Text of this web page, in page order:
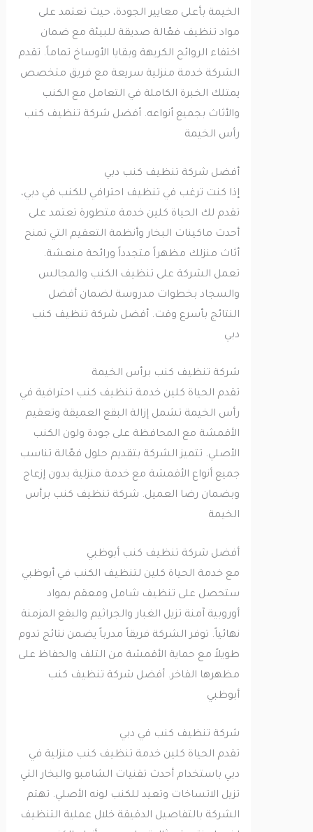
الخيمة بأعلى معايير الجودة، حيث تعتمد على
مواد تنظيف فعّالة صديقة للبيئة مع ضمان
اختفاء الروائح الكريهة وبقايا الأوساخ تماماً. تقدم
الشركة خدمة منزلية سريعة مع فريق متخصص
يمتلك الخبرة الكاملة في التعامل مع الكنب
والأثاث بجميع أنواعه. أفضل شركة تنظيف كنب
رأس الخيمة
أفضل شركة تنظيف كنب دبي
إذا كنت ترغب في تنظيف احترافي للكنب في دبي،
تقدم لك الحياة كلين خدمة متطورة تعتمد على
أحدث ماكينات البخار وأنظمة التعقيم التي تمنح
أثاث منزلك مظهراً متجدداً ورائحة منعشة.
تعمل الشركة على تنظيف الكنب والمجالس
والسجاد بخطوات مدروسة لضمان أفضل
النتائج بأسرع وقت. أفضل شركة تنظيف كنب
شركة تنظيف كنب برأس الخيمة
تقدم الحياة كلين خدمة تنظيف كنب احترافية في
رأس الخيمة تشمل إزالة البقع العميقة وتعقيم
الأقمشة مع المحافظة على جودة ولون الكنب
الأصلي. تتميز الشركة بتقديم حلول فعّالة تناسب
جميع أنواع الأقمشة مع خدمة منزلية بدون إزعاج
وبضمان رضا العميل. شركة تنظيف كنب برأس
الخيمة
أفضل شركة تنظيف كنب أبوظبي
مع خدمة الحياة كلين لتنظيف الكنب في أبوظبي
ستحصل على تنظيف شامل ومعقم بمواد
أوروبية آمنة تزيل الغبار والجراثيم والبقع المزمنة
نهائياً. توفر الشركة فريقاً مدرباً يضمن نتائج تدوم
طويلاً مع حماية الأقمشة من التلف والحفاظ على
مظهرها الفاخر. أفضل شركة تنظيف كنب
أبوظبي
شركة تنظيف كنب في دبي
تقدم الحياة كلين خدمة تنظيف كنب منزلية في
دبي باستخدام أحدث تقنيات الشامبو والبخار التي
تزيل الاتساخات وتعيد للكنب لونه الأصلي. تهتم
الشركة بالتفاصيل الدقيقة خلال عملية التنظيف